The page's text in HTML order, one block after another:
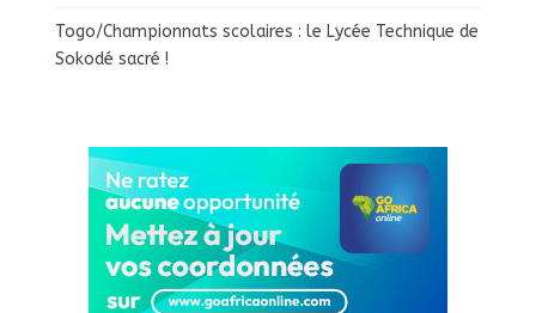
Togo/Championnats scolaires : le Lycée Technique de
Sokodé sacré !